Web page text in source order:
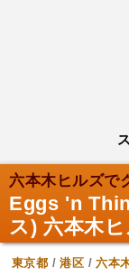
六本木ヒルズで
Eggs 'n
ス) 六本木
東京都 /港区 /六本